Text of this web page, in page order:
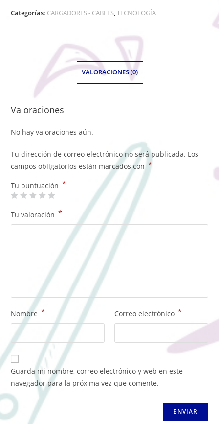
Categorías: CARGADORES - CABLES,TECNOLOGÍA
VALORACIONES (0)
Valoraciones
No hay valoraciones aún.
Tu dirección de correo electrónico no será publicada. Los
campos obligatorios están marcados con *
Tu puntuación *
Tu valoración *
Nombre * Correo electrónico *
Guarda mi nombre, correo electrónico y web en este
navegador para la próxima vez que comente.